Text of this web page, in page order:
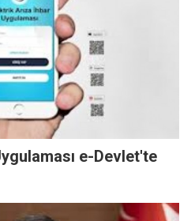
e-Devlet'te